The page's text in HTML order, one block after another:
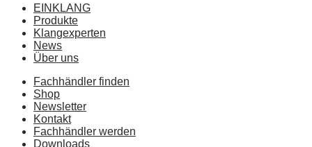
EINKLANG
Produkte
Klangexperten
News
Über uns
Fachhändler finden
Shop
Newsletter
Kontakt
Fachhändler werden
Downloads